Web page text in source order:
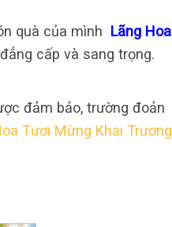
quà của mình Lãng Hoa
cấp và sang trọng.
đảm bảo, trường đoản
Tươi Mừng Khai Trương